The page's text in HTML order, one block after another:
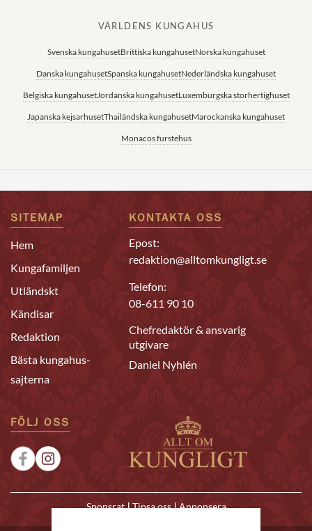
VÄRLDENS KUNGAHUS
Svenska kungahusetBrittiska kungahusetNorska kungahuset
Danska kungahusetSpanska kungahusetNederländska kungahuset
Belgiska kungahusetJordanska kungahusetLuxemburgska storhertighuset
Japanska kejsarhusetThailändska kungahusetMarockanska kungahuset
Monacos furstehus
SITEMAP
Hem
Kungafamiljen
Utländskt
Kändisar
Redaktion
Bästa kungahus-
sajterna
KONTAKTA OSS
Epost:
redaktion@alltomkungligt.se
Telefon:
08-611 90 10
Chefredaktör & ansvarig
utgivare
Daniel Nyhlén
FÖLJ OSS
Sponsrat|Tipsa oss|Annonsera